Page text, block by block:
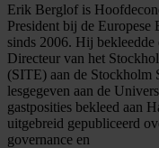
Erik Berglof is
President bij de
sinds 2006. Hij bekleedde
Directeur van het
(SITE) aan de Stockholm
lesgegeven aan de
gastposities bekleed aan
uitgebreid gepubliceerd
governance en